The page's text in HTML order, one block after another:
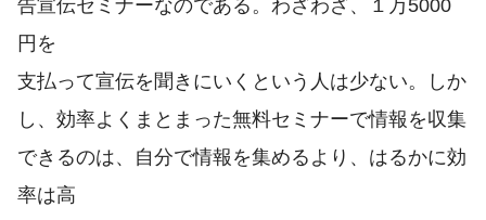
告宣伝セミナーなのである。わざわざ、１万5000
円を
支払って宣伝を聞きにいくという人は少ない。しか
し、効率よくまとまった無料セミナーで情報を収集
できるのは、自分で情報を集めるより、はるかに効
率は高